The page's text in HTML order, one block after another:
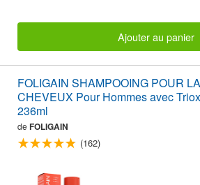
Ajouter au panier
FOLIGAIN SHAMPOOING POUR
CHEVEUX Pour Hommes avec
236ml
de FOLIGAIN
(162)